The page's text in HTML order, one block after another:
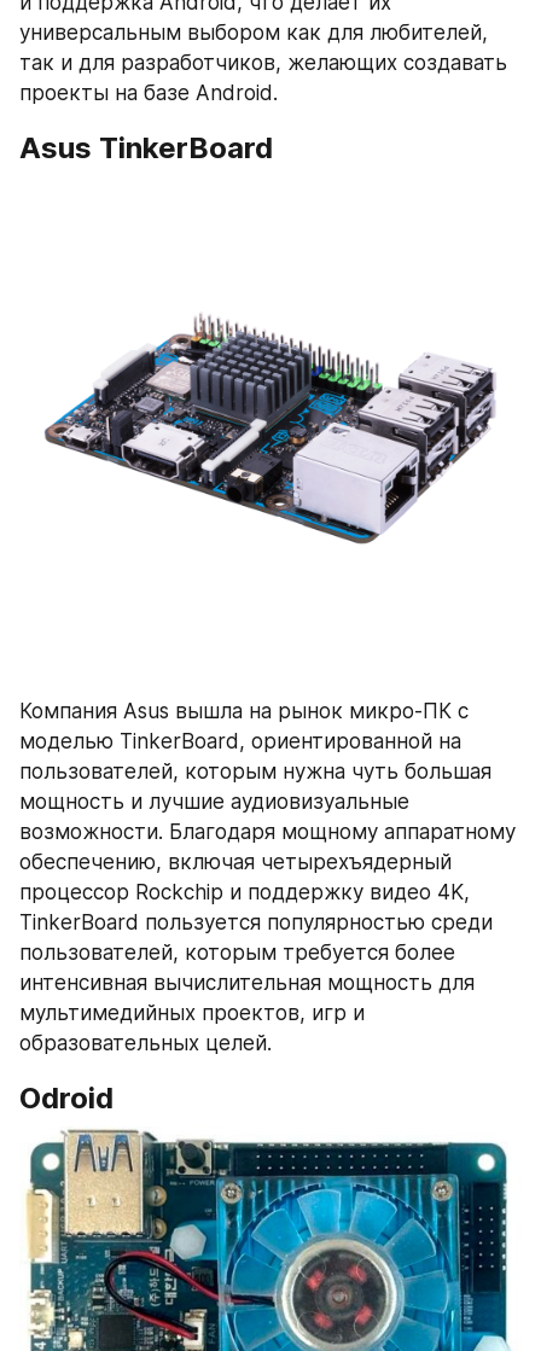
универсальным выбором как для любителей,
так и для разработчиков, желающих создавать
проекты на базе Android.
Asus TinkerBoard
Компания Asus вышла на рынок микро-ПК с
моделью TinkerBoard, ориентированной на
пользователей, которым нужна чуть большая
мощность и лучшие аудиовизуальные
возможности. Благодаря мощному аппаратному
обеспечению, включая четырехъядерный
процессор Rockchip и поддержку видео 4K,
TinkerBoard пользуется популярностью среди
пользователей, которым требуется более
интенсивная вычислительная мощность для
мультимедийных проектов, игр и
образовательных целей.
Odroid